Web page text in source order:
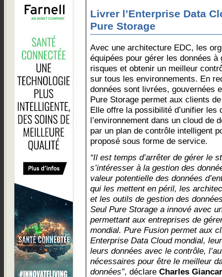
Livrer l’Enterprise Data
Pure Storage
Avec une architecture EDC, les
équipées pour gérer les données
risques et obtenir un meilleur
sur tous les environnements. En
données sont livrées, gouvernées
Pure Storage permet aux clients
Elle offre la possibilité d’unifier les
l’environnement dans un cloud de
par un plan de contrôle intelligent
proposé sous forme de service.
“Il est temps d’arrêter de gérer le
s’intéresser à la gestion des
valeur potentielle des données
qui les mettent en péril, les
et les outils de gestion des
Seul Pure Storage a innové avec
permettant aux entreprises de
mondial. Pure Fusion permet aux
Enterprise Data Cloud mondial,
leurs données avec le contrôle,
nécessaires pour être le meilleur
données”, déclare Charles